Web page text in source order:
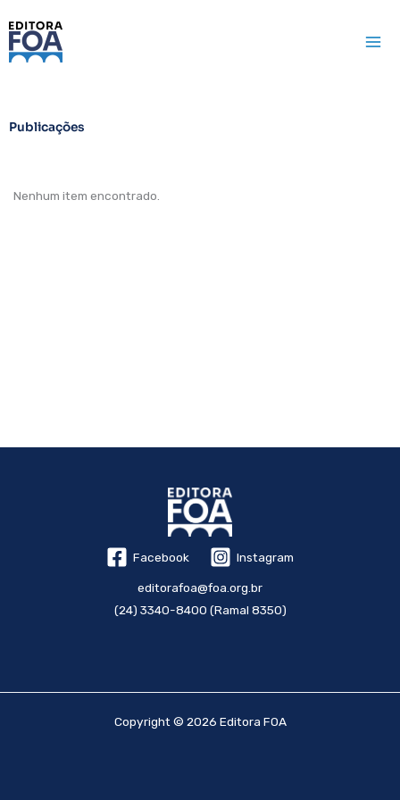
para
Publicações
Nenhum item encontrado.
Facebook Instagram
editorafoa@foa.org.br
(24) 3340-8400 (Ramal 8350)
Copyright © 2026 Editora FOA